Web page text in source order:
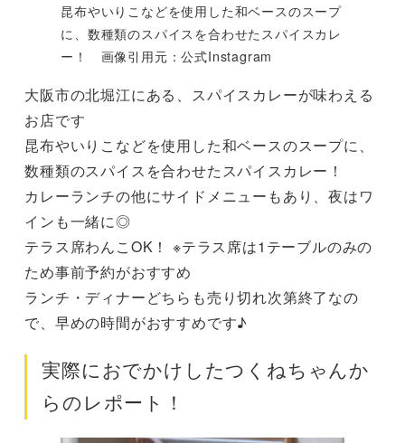
昆布やいりこなどを使用した和ベースのスープ
に、数種類のスパイスを合わせたスパイスカレ
ー！ 画像引用元：公式Instagram
大阪市の北堀江にある、スパイスカレーが味わえる
お店です
昆布やいりこなどを使用した和ベースのスープに、
数種類のスパイスを合わせたスパイスカレー！
カレーランチの他にサイドメニューもあり、夜はワ
インも一緒に◎
テラス席わんこOK！ ※テラス席は1テーブルのみの
ため事前予約がおすすめ
ランチ・ディナーどちらも売り切れ次第終了なの
で、早めの時間がおすすめです♪
実際におでかけしたつくねちゃんか
らのレポート！